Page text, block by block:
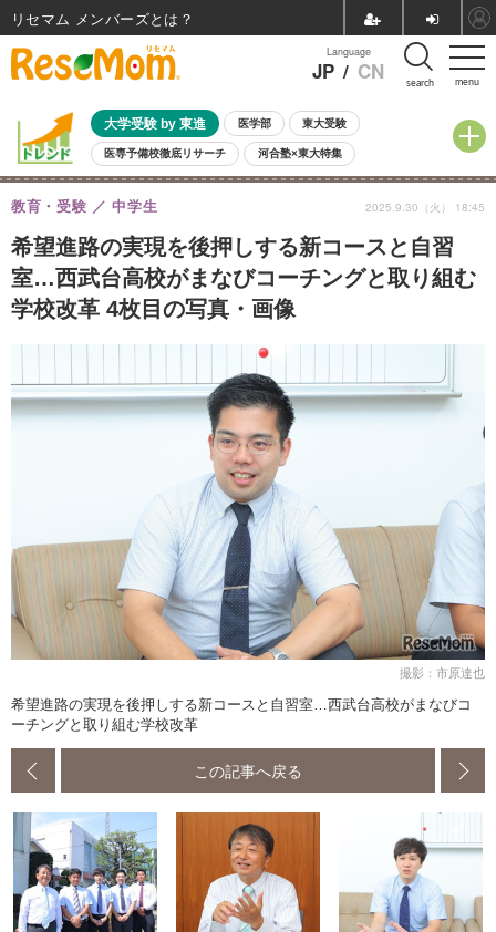
menu
Language
JP / CN search
大学受験 by 東進 医学部 東大受験
医専予備校徹底リサーチ 河合塾×東大特集
親子で考える大学選び 高校受験 中学受験 小学校受験
共通テスト 夏休み
8月開催イベント・WS 全国公立高校 過去問 人気記事
自由研究教材（小学生向け） 自由研究教材（中学生向け） ランキング
希望進路の実現を後押しする新コースと自習
室…西武台高校がまなびコーチングと取り組む
学校改革 4枚目の写真・画像
教育・受験 中学生 2025.9.30（火） 18:45
撮影：市原達也
希望進路の実現を後押しする新コースと自習室…西武台高校がまなびコ
ーチングと取り組む学校改革
この記事へ戻る
リセマム メンバーズ